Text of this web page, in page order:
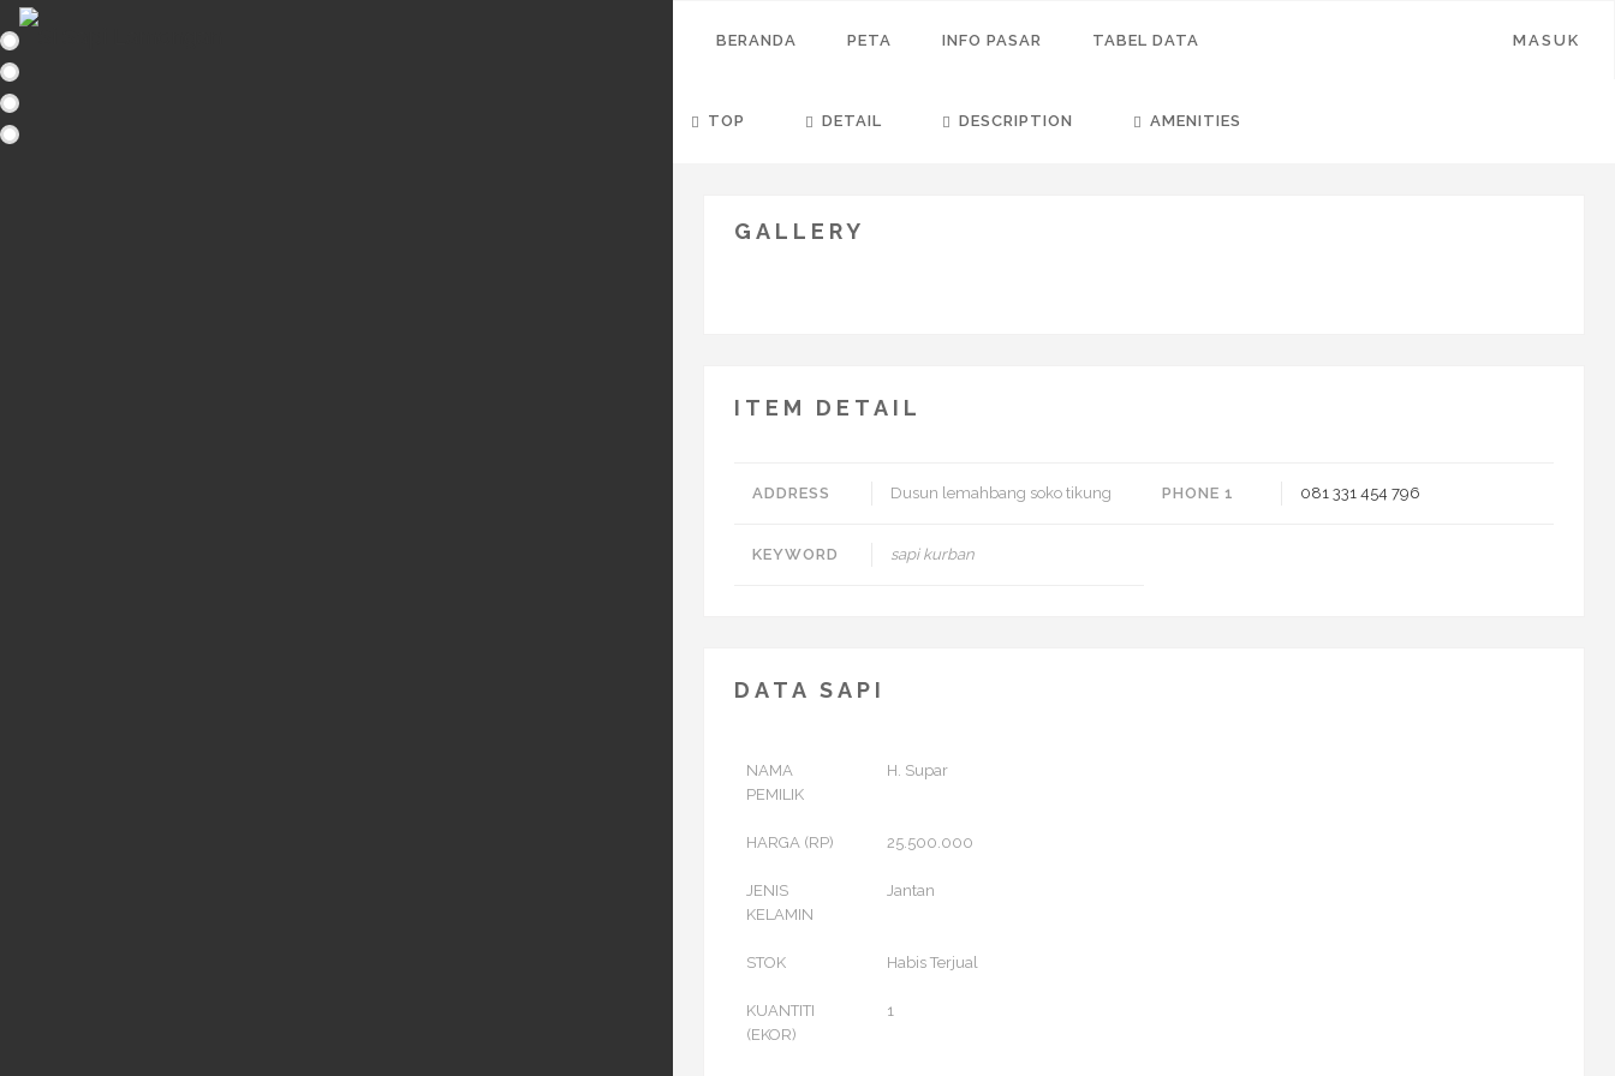
BERANDA PETA INFO PASAR TABEL DATA MASUK
TOP DETAIL DESCRIPTION AMENITIES
GALLERY
ITEM DETAIL
ADDRESS Dusun lemahbang soko tikung PHONE 1 081 331 454 796
KEYWORD sapi kurban
DATA SAPI
NAMA
PEMILIK
H. Supar
HARGA (RP) 25.500.000
JENIS
KELAMIN
Jantan
STOK Habis Terjual
KUANTITI
(EKOR)
1